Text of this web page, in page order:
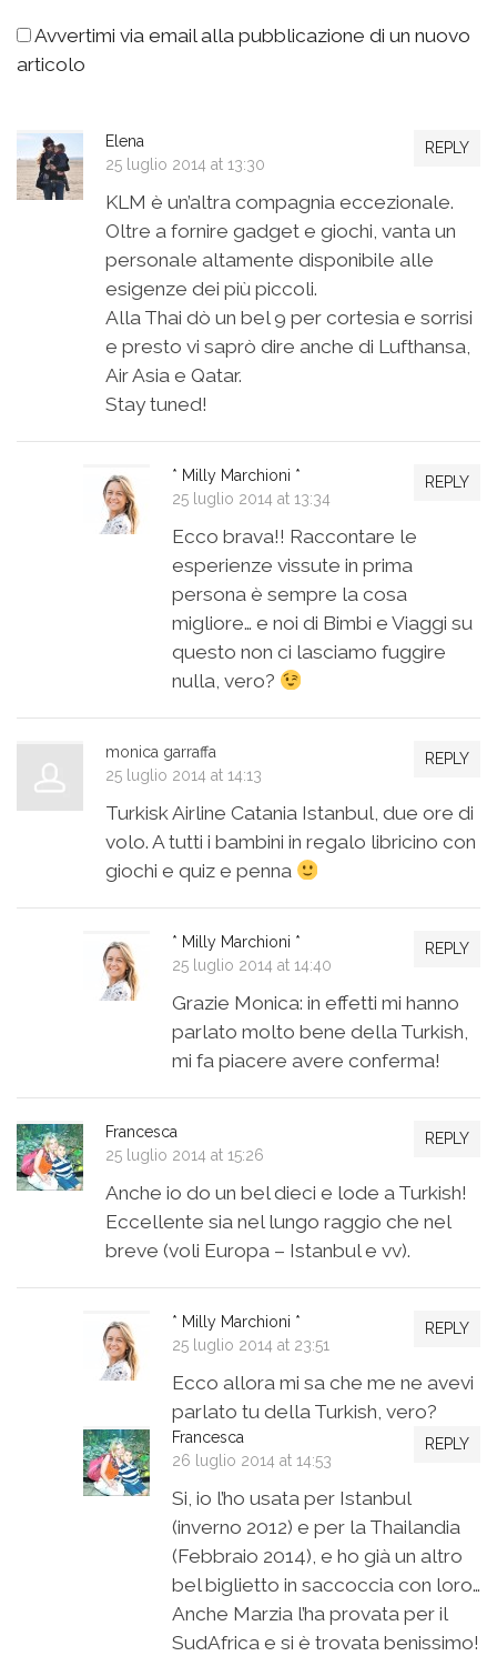
Avvertimi via email alla pubblicazione di un nuovo
articolo
REPLY
Elena
25 luglio 2014 at 13:30
KLM è un’altra compagnia eccezionale.
Oltre a fornire gadget e giochi, vanta un
personale altamente disponibile alle
esigenze dei più piccoli.
Alla Thai dò un bel 9 per cortesia e sorrisi
e presto vi saprò dire anche di Lufthansa,
Air Asia e Qatar.
Stay tuned!
REPLY
* Milly Marchioni *
25 luglio 2014 at 13:34
Ecco brava!! Raccontare le
esperienze vissute in prima
persona è sempre la cosa
migliore… e noi di Bimbi e Viaggi su
questo non ci lasciamo fuggire
nulla, vero?
REPLY
monica garraffa
25 luglio 2014 at 14:13
Turkisk Airline Catania Istanbul, due ore di
volo. A tutti i bambini in regalo libricino con
giochi e quiz e penna
REPLY
* Milly Marchioni *
25 luglio 2014 at 14:40
Grazie Monica: in effetti mi hanno
parlato molto bene della Turkish,
mi fa piacere avere conferma!
REPLY
Francesca
25 luglio 2014 at 15:26
Anche io do un bel dieci e lode a Turkish!
Eccellente sia nel lungo raggio che nel
breve (voli Europa – Istanbul e vv).
REPLY
* Milly Marchioni *
25 luglio 2014 at 23:51
Ecco allora mi sa che me ne avevi
parlato tu della Turkish, vero?
REPLY
Francesca
26 luglio 2014 at 14:53
Si, io l’ho usata per Istanbul
(inverno 2012) e per la Thailandia
(Febbraio 2014), e ho già un altro
bel biglietto in saccoccia con loro…
Anche Marzia l’ha provata per il
SudAfrica e si è trovata benissimo!